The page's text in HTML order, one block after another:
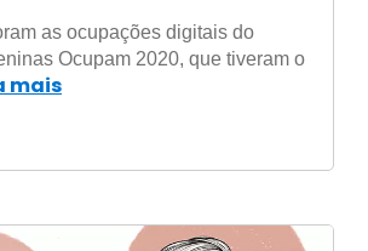
sobre segurança nas
as ocupações digitais do
Ocupam 2020, que tiveram o
mais